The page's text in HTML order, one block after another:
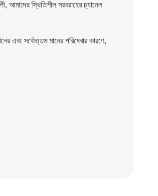
আমাদের স্থিতিশীল সরবরাহের চ্যানেল
এবং সর্বোত্তম মানের পরিষেবার কারণে,